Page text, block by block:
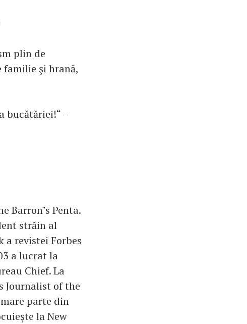
plin de
şi hrană,
bucătăriei!“ –
Barron’s Penta.
străin al
a revistei Forbes
a lucrat la
Chief. La
Journalist of the
parte din
la New